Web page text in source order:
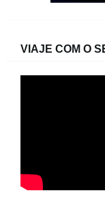
VIAJE COM O